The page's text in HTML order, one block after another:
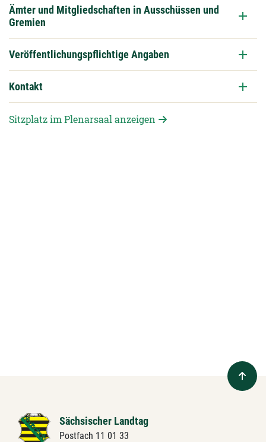
Ämter und Mitgliedschaften in Ausschüssen und
Gremien
Veröffentlichungspflichtige Angaben
Kontakt
Sitzplatz im Plenarsaal anzeigen
Sächsischer Landtag
Postfach 11 01 33